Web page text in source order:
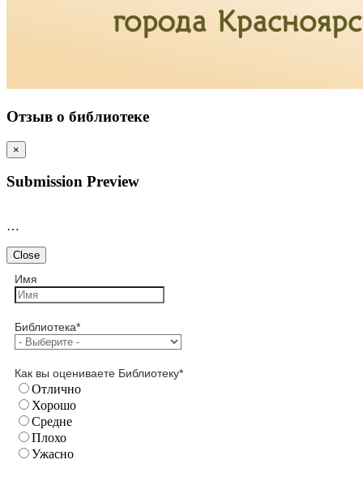
Отзыв о библиотеке
×
Submission Preview
…
Close
Имя
Библиотека*
Как вы оцениваете Библиотеку*
Отлично
Хорошо
Средне
Плохо
Ужасно